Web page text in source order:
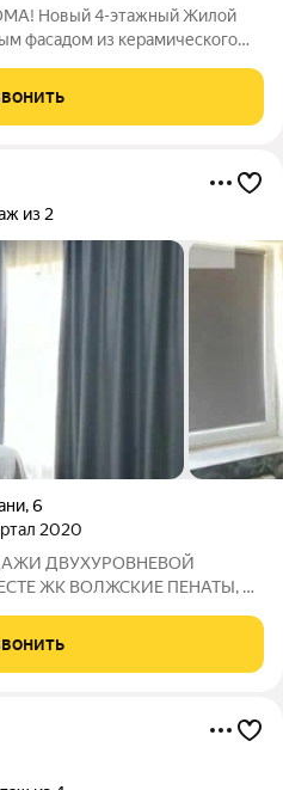
Новый 4-этажный Жилой
фасадом из керамического
планировками,
из 2
,6
2020
ДВУХУРОВНЕВОЙ
ЖК ВОЛЖСКИЕ ПЕНАТЫ, У
светлая; теплая просторная
не слышно Продаeтcя